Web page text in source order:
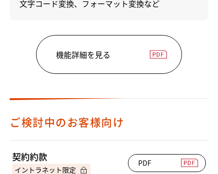
文字コード変換、フォーマット変換など
機能詳細を見る
ご検討中のお客様向け
契約約款 PDF